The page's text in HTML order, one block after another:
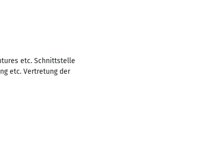
etc. Schnittstelle
etc. Vertretung der